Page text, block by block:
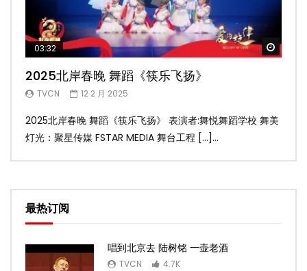
03:32
2025北岸春晚 舞蹈《筷乐飞扬》
TVCN 12 2 月 2025
2025北岸春晚 舞蹈《筷乐飞扬》 表演者:舞悦舞蹈学校 舞美
灯光：聚星传媒 FSTAR MEDIA 舞台工程 […]...
最热订阅
唱到北京去 陆树铭 一壶老酒
TVCN 4.7K